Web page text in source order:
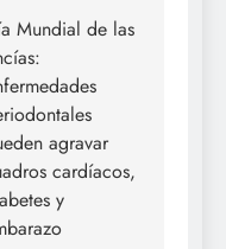
Mundial de las
agravar
cardíacos,
y